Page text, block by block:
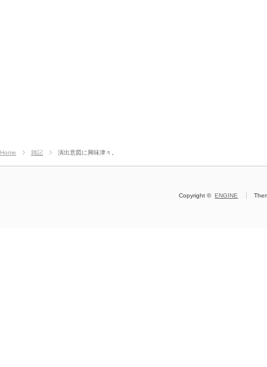
Home 雑記 演出意図に興味津々。
Copyright ©ENGINE